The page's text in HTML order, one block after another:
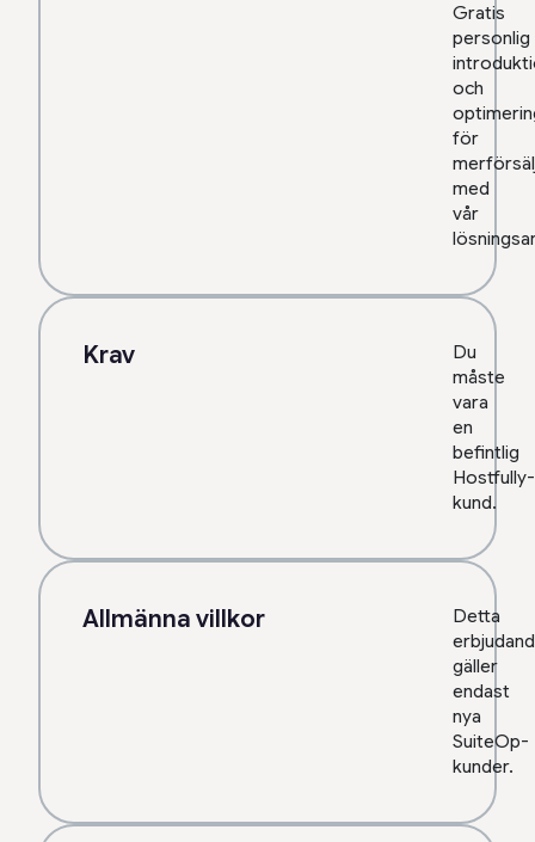
Gratis
personlig
och
för
med
vår
Krav
Du
måste
vara
en
befintlig
Hostfully-
kund.
Allmänna villkor
Detta
gäller
endast
nya
SuiteOp-
kunder.